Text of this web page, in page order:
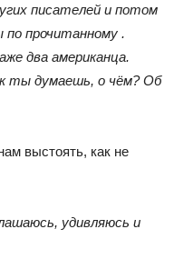
писателей и потом
прочитанному .
два американца.
ты думаешь, о чём? Об
выстоять, как не
удивляюсь и